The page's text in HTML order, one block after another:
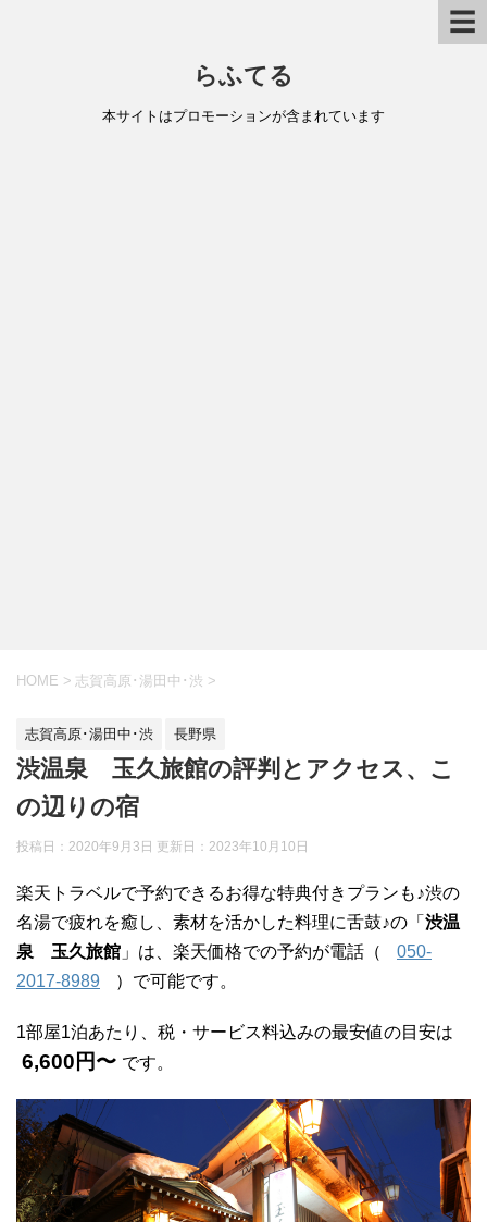
☰
らふてる
本サイトはプロモーションが含まれています
HOME > 志賀高原･湯田中･渋 >
志賀高原･湯田中･渋 長野県
渋温泉 玉久旅館の評判とアクセス、こ
の辺りの宿
投稿日：2020年9月3日 更新日： 2023年10月10日
楽天トラベルで予約できるお得な特典付きプランも♪渋の
名湯で疲れを癒し、素材を活かした料理に舌鼓♪の「 渋温
泉 玉久旅館 」は、楽天価格での予約が電話（
050-
2017-8989
）で可能です。
1部屋1泊あたり、税・サービス料込みの最安値の目安は
6,600円〜 です。